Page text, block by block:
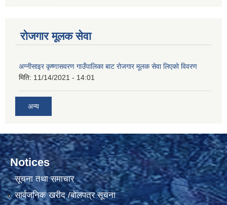
रोजगार मूलक सेवा
अग्नीसाइर कृष्णासवरण गाउँपालिका बाट रोजगार मूलक सेवा लिएको विवरण
मिति: 11/14/2021 - 14:01
अन्य
Notices
सूचना तथा समाचार
सार्वजनिक खरीद /बोलपत्र सूचना